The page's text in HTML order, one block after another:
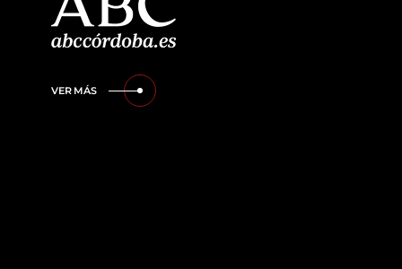
VER MÁS